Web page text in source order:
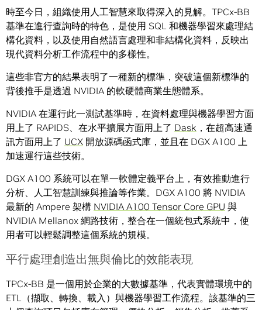
時至今日，組織使用人工智慧來取得深入的見解。TPCx-BB
基準在進行查詢時的特色，是使用 SQL 和機器學習來處理結
構化資料，以及使用自然語言處理和非結構化資料，反映出
現代資料分析工作流程中的多樣性。
這些非官方的結果表明了一種新的標準，突破這個新標準的
背後推手是透過 NVIDIA 的軟硬體商業生態體系。
NVIDIA 在運行此一測試基準時，在資料處理與機器學習方面
用上了 RAPIDS、在水平擴展方面用上了 Dask ，在超高速通
訊方面用上了 UCX 開放源碼函式庫，並且在 DGX A100 上
加速運行這些技術。
DGX A100 系統可以在單一軟體定義平台上，有效推動進行
分析、人工智慧訓練與推論等作業。DGX A100 將 NVIDIA
最新的 Ampere 架構 NVIDIA A100 Tensor Core GPU 與
NVIDIA Mellanox 網路技術，整合在一個統包式系統中，使
用者可以輕鬆調整這個系統的規模。
平行處理創造出無與倫比的效能表現
TPCx-BB 是一個用於企業的大數據基準，代表實體環境中的
ETL（擷取、轉換、載入）與機器學習工作流程。該基準的三